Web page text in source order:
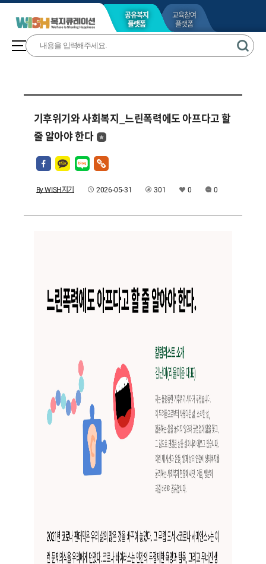
공유복지
플랫폼
교육참여
플랫폼
기후위기와 사회복지_느린폭력에도 아프다고 할
줄 알아야 한다
By WISH지기 2026-05-31 301 0 0